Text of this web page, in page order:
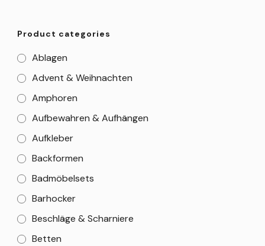
Product categories
Ablagen
Advent & Weihnachten
Amphoren
Aufbewahren & Aufhängen
Aufkleber
Backformen
Badmöbelsets
Barhocker
Beschläge & Scharniere
Betten